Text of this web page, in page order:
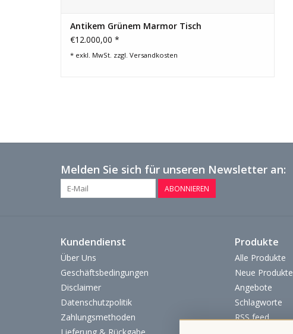
Antikem Grünem Marmor Tisch
€12.000,00 *
* exkl. MwSt. zzgl. Versandkosten
Melden Sie sich für unseren Newsletter an:
ABONNIEREN
Kundendienst
Über Uns
Geschäftsbedingungen
Disclaimer
Datenschutzpolitik
Zahlungsmethoden
Produkte
Alle Produkte
Neue Produkte
Angebote
Schlagworte
RSS feed